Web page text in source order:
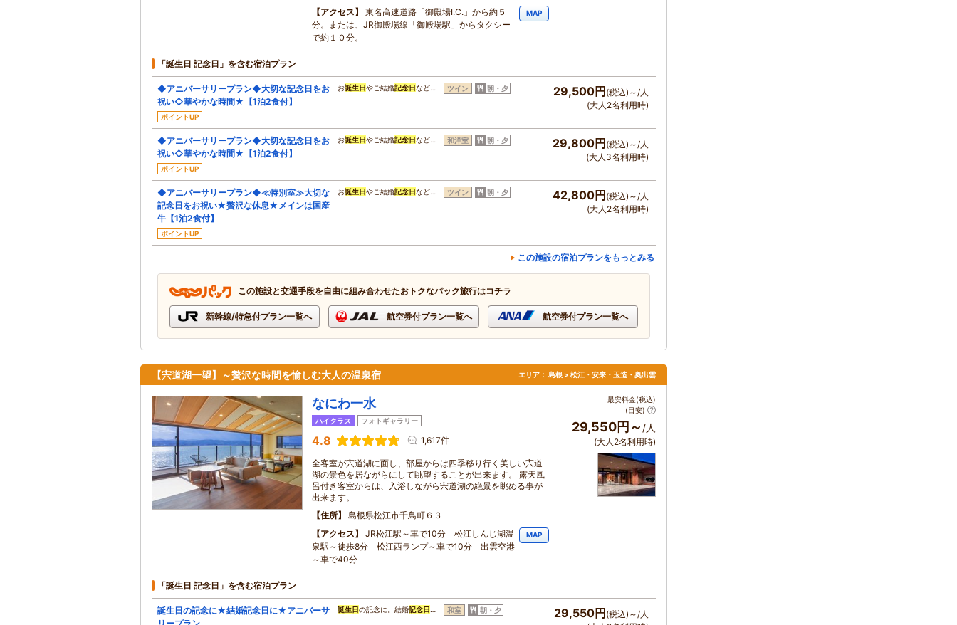
アクセス
東名高速道路「御殿場I.C.」から約５
分。または、JR御殿場線「御殿場駅」からタクシー
で約１０分。
MAP
「誕生日 記念日」を含む宿泊プラン
◆アニバーサリープラン◆大切な記念日をお
祝い◇華やかな時間★【1泊2食付】
ポイントUP
お誕生日やご結婚記念日など… ツイン 朝・夕 29,500円 (税込)～/人
(大人2名利用時)
◆アニバーサリープラン◆大切な記念日をお
祝い◇華やかな時間★【1泊2食付】
ポイントUP
お誕生日やご結婚記念日など… 和洋室 朝・夕 29,800円 (税込)～/人
(大人3名利用時)
◆アニバーサリープラン◆≪特別室≫大切な
記念日をお祝い★贅沢な休息★メインは国産
牛【1泊2食付】
ポイントUP
お誕生日やご結婚記念日など… ツイン 朝・夕 42,800円 (税込)～/人
(大人2名利用時)
この施設の宿泊プランをもっとみる
この施設と交通手段を自由に組み合わせたおトクなパック旅行はコチラ
新幹線/特急付プラン一覧へ 航空券付プラン一覧へ 航空券付プラン一覧へ
【宍道湖一望】～贅沢な時間を愉しむ大人の温泉宿 エリア： 島根 > 松江・安来・玉造・奥出雲
なにわ一水
ハイクラス フォトギャラリー
4.8 1,617件
全客室が宍道湖に面し、部屋からは四季移り行く美しい宍道
湖の景色を居ながらにして眺望することが出来ます。 露天風
呂付き客室からは、入浴しながら宍道湖の絶景を眺める事が
出来ます。
住所
島根県松江市千鳥町６３
アクセス
JR松江駅～車で10分 松江しんじ湖温
泉駅～徒歩8分 松江西ランプ～車で10分 出雲空港
～車で40分
MAP
最安料金(税込)
(目安)
29,550円～ /人
(大人2名利用時)
「誕生日 記念日」を含む宿泊プラン
誕生日の記念に★結婚記念日に★アニバーサ
誕生日の記念に。結婚記念日… 和室 朝・夕 29,550円(税込)～/人